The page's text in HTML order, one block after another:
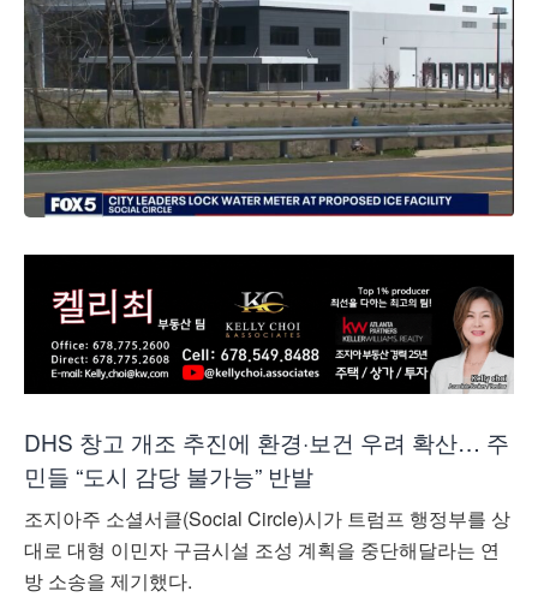
DHS 창고 개조 추진에 환경·보건 우려 확산… 주
민들 “도시 감당 불가능” 반발
조지아주 소셜서클(Social Circle)시가 트럼프 행정부를 상
대로 대형 이민자 구금시설 조성 계획을 중단해달라는 연
방 소송을 제기했다.